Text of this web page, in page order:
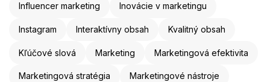
Influencer marketing Inovácie v marketingu
Instagram Interaktívny obsah Kvalitný obsah
Kľúčové slová Marketing Marketingová efektivita
Marketingová stratégia Marketingové nástroje